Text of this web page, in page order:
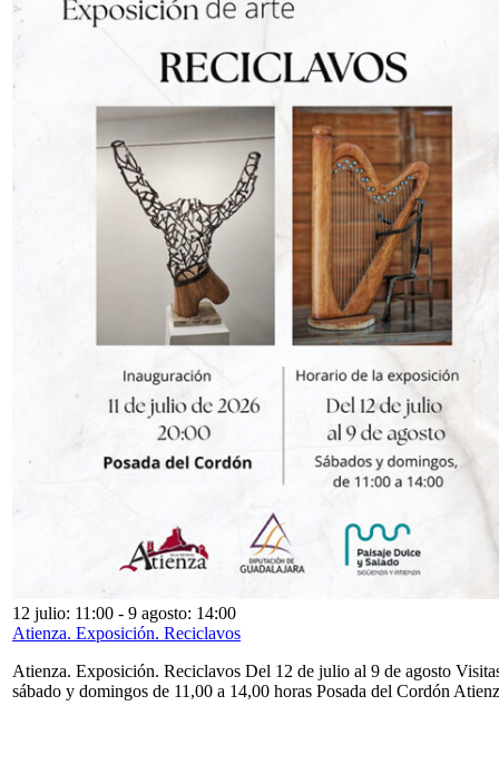
12 julio: 11:00 - 9 agosto: 14:00
Atienza. Exposición. Reciclavos
Atienza. Exposición. Reciclavos Del 12 de julio al 9 de agosto
sábado y domingos de 11,00 a 14,00 horas Posada del Cordón